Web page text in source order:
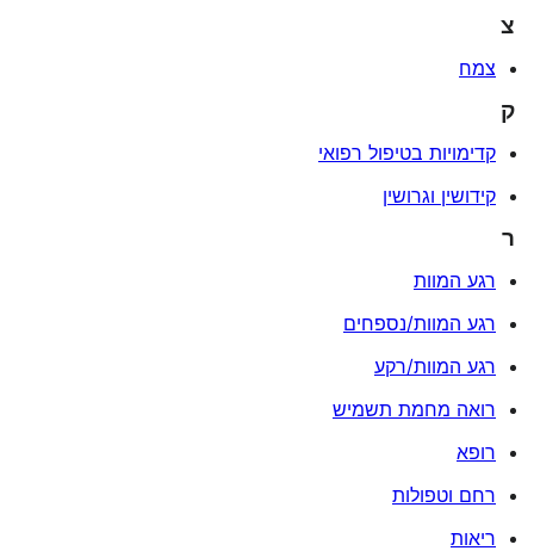
צ
צמח
ק
קדימויות בטיפול רפואי
קידושין וגרושין
ר
רגע המוות
רגע המוות/נספחים
רגע המוות/רקע
רואה מחמת תשמיש
רופא
רחם וטפולות
ריאות